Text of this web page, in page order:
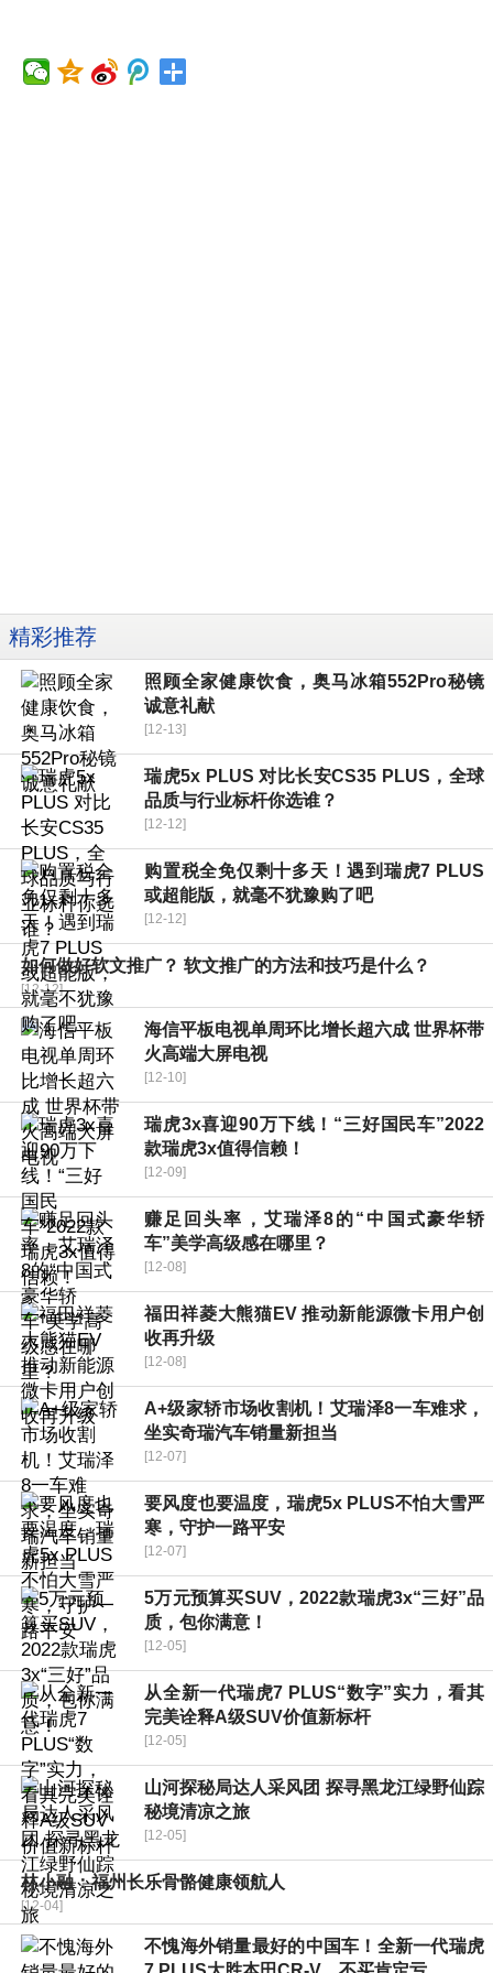
精彩推荐
照顾全家健康饮食，奥马冰箱552Pro秘镜
诚意礼献
[12-13]
瑞虎5x PLUS 对比长安CS35 PLUS，全球
品质与行业标杆你选谁？
[12-12]
购置税全免仅剩十多天！遇到瑞虎7 PLUS
或超能版，就毫不犹豫购了吧
[12-12]
如何做好软文推广？ 软文推广的方法和技巧是什么？
[12-12]
海信平板电视单周环比增长超六成 世界杯带
火高端大屏电视
[12-10]
瑞虎3x喜迎90万下线！“三好国民车”2022
款瑞虎3x值得信赖！
[12-09]
赚足回头率，艾瑞泽8的“中国式豪华轿
车”美学高级感在哪里？
[12-08]
福田祥菱大熊猫EV 推动新能源微卡用户创
收再升级
[12-08]
A+级家轿市场收割机！艾瑞泽8一车难求，
坐实奇瑞汽车销量新担当
[12-07]
要风度也要温度，瑞虎5x PLUS不怕大雪严
寒，守护一路平安
[12-07]
5万元预算买SUV，2022款瑞虎3x“三好”品
质，包你满意！
[12-05]
从全新一代瑞虎7 PLUS“数字”实力，看其
完美诠释A级SUV价值新标杆
[12-05]
山河探秘局达人采风团 探寻黑龙江绿野仙踪
秘境清凉之旅
[12-05]
林小融：福州长乐骨骼健康领航人
[12-04]
不愧海外销量最好的中国车！全新一代瑞虎